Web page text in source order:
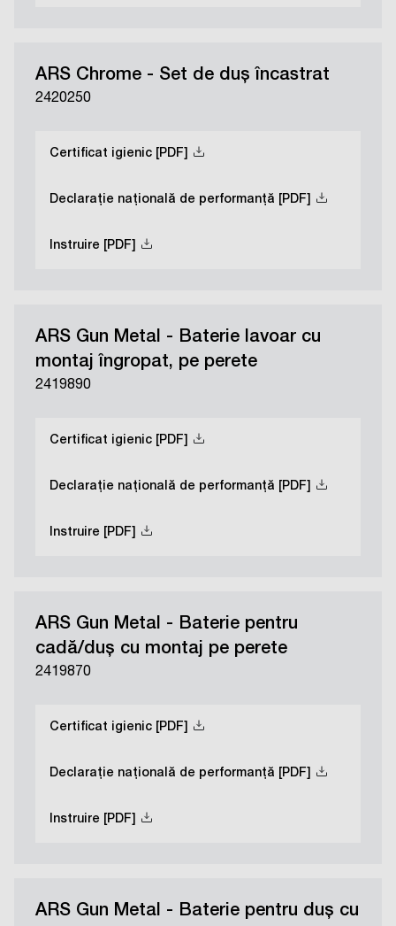
ARS Chrome - Set de duș încastrat
2420250
Certificat igienic [PDF]
Declarație națională de performanță [PDF]
Instruire [PDF]
ARS Gun Metal - Baterie lavoar cu
montaj îngropat, pe perete
2419890
Certificat igienic [PDF]
Declarație națională de performanță [PDF]
Instruire [PDF]
ARS Gun Metal - Baterie pentru
cadă/duș cu montaj pe perete
2419870
Certificat igienic [PDF]
Declarație națională de performanță [PDF]
Instruire [PDF]
ARS Gun Metal - Baterie pentru duș cu